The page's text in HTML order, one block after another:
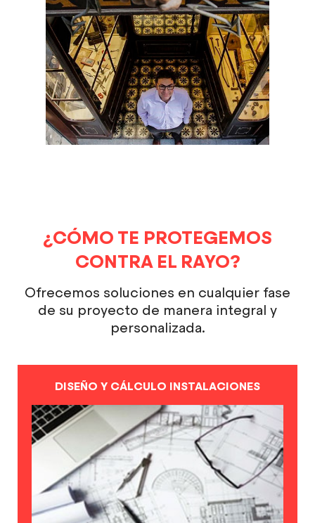
¿CÓMO TE PROTEGEMOS
CONTRA EL RAYO?
Ofrecemos soluciones en cualquier fase
de su proyecto de manera integral y
personalizada.
DISEÑO Y CÁLCULO INSTALACIONES